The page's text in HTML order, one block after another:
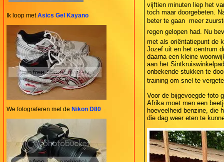
Ik loop metAsics Gel Kayano
We fotograferen met de Nikon D80
vijftien minuten liep het
toch maar doorgebeten.
beter te gaan  meer
regen gelopen had. Nu
met als oriëntatiepunt de
Jozef uit en het centrum
daarna een kleine
aan het
onbekende stukken te
training om snel te
Voor de bijgevoegde foto
Afrika moet men een
hoeveelheid benzine, die
die dag weer eten te